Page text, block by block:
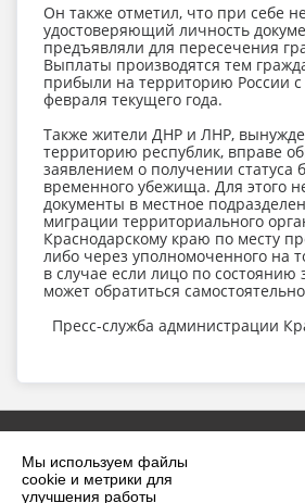
Мы используем файлы
cookie и метрики для
улучшения работы
Он также отметил, что при себе
удостоверяющий личность
предъявляли для пересечения
Выплаты производятся тем
прибыли на территорию России с
февраля текущего года.
Также жители ДНР и ЛНР,
территорию республик, вправе
заявлением о получении статуса
временного убежища. Для этого
документы в местное
миграции территориального
Краснодарскому краю по месту
либо через уполномоченного на
в случае если лицо по состоянию
может обратиться
Пресс-служба администрации